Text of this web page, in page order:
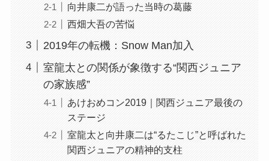
向井康二が語った当時の葛藤
西畑大吾の苦悩
2019年の転機：Snow Man加入
室龍太との関係が象徴する“関西ジュニア
の家族感”
あけおめコン2019｜関西ジュニア最後の
ステージ
室龍太と向井康二は“るたこじ”と呼ばれた
関西ジュニアの精神的支柱